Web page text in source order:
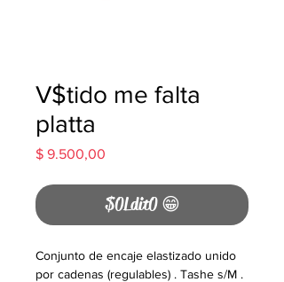
V$tido me falta
platta
$ 9.500,00
$0Ldit0 😁
Conjunto de encaje elastizado unido
por cadenas (regulables) . Tashe s/M .